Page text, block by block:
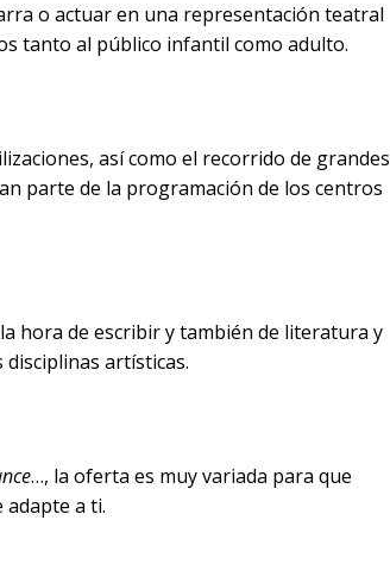
o actuar en una representación teatral
tanto al público infantil como adulto.
así como el recorrido de grandes
parte de la programación de los centros
hora de escribir y también de literatura y
artísticas.
…, la oferta es muy variada para que
a ti.